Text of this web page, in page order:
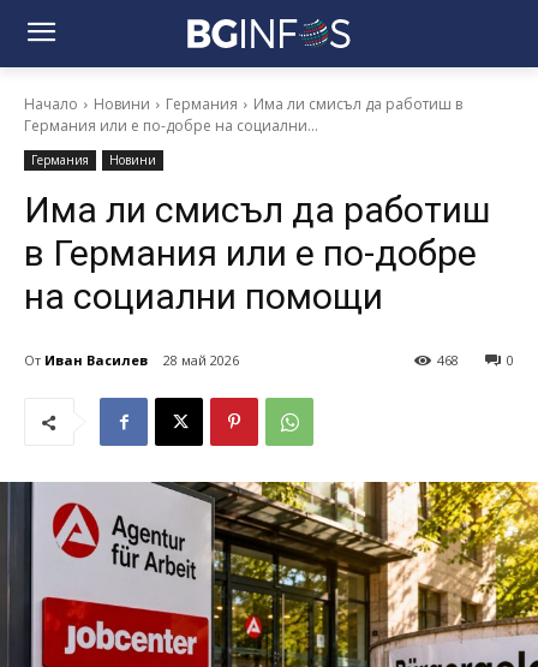
Начало Новини Германия
Има ли смисъл да работиш в
Германия или е по-добре на социални...
Германия Новини
Има ли смисъл да работиш
в Германия или е по-добре
на социални помощи
От Иван Василев 28 май 2026 0
468